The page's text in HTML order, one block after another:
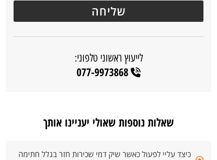
לייעוץ ראשוני טלפוני:
077-9973868
שאלות נוספות שאולי יעניינו אותך
כיצד עליי לפעול כאשר שיק דמי שכירות חזר בגלל חתימה